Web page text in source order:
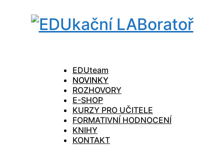
EDUteam
NOVINKY
ROZHOVORY
E-SHOP
KURZY PRO UČITELE
FORMATIVNÍ HODNOCENÍ
KNIHY
KONTAKT